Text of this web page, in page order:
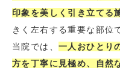
印象を美しく引き立てる
きく左右する重要な部位
当院では、 一人おひとり
方を丁寧に見極め、自然